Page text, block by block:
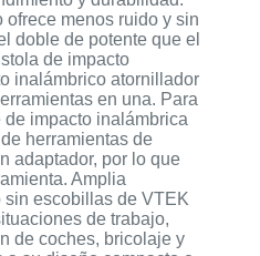
menos ruido y sin
doble de potente que el
de impacto
inalámbrico atornillador
en una. Para
impacto inalámbrica
herramientas de
adaptador, por lo que
Amplia
escobillas de VTEK
de trabajo,
de coches, bricolaje y